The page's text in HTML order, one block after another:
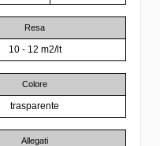
Resa
10 - 12 m2/lt
Colore
trasparente
Allegati